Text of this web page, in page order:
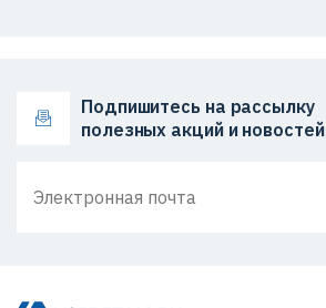
Подпишитесь на рассылку
полезных акций и новостей